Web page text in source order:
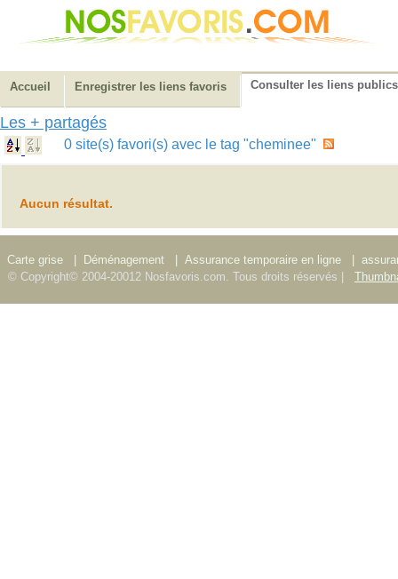
Accueil Enregistrer les liens favoris Consulter les liens publics
Les + partagés
0 site(s) favori(s) avec le tag "cheminee"
Aucun résultat.
Carte grise Déménagement Assurance temporaire en ligne
© Copyright© 2004-20012 Nosfavoris.com. Tous droits réservés |